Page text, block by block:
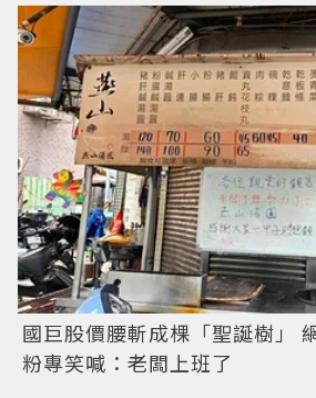
國巨股價腰斬成棵「聖誕樹」
粉專笑喊：老闆上班了